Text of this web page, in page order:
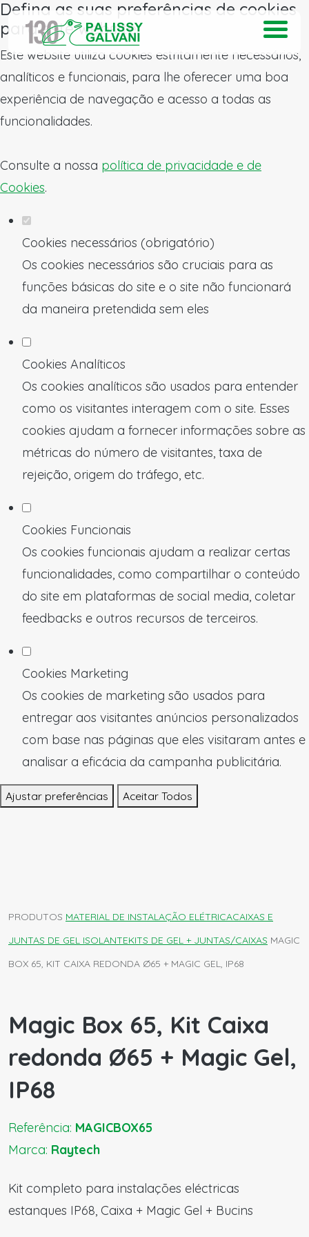
Defina as suas preferências de cookies
para este website.
Este website utiliza cookies estritamente necessários,
analíticos e funcionais, para lhe oferecer uma boa
experiência de navegação e acesso a todas as
funcionalidades.
Consulte a nossa política de privacidade e de
Cookies.
Cookies necessários (obrigatório)
Os cookies necessários são cruciais para as
funções básicas do site e o site não funcionará
da maneira pretendida sem eles
Cookies Analíticos
Os cookies analíticos são usados para entender
como os visitantes interagem com o site. Esses
cookies ajudam a fornecer informações sobre as
métricas do número de visitantes, taxa de
rejeição, origem do tráfego, etc.
Cookies Funcionais
Os cookies funcionais ajudam a realizar certas
funcionalidades, como compartilhar o conteúdo
do site em plataformas de social media, coletar
feedbacks e outros recursos de terceiros.
Cookies Marketing
Os cookies de marketing são usados para
entregar aos visitantes anúncios personalizados
com base nas páginas que eles visitaram antes e
analisar a eficácia da campanha publicitária.
Ajustar preferências Aceitar Todos
PRODUTOS MATERIAL DE INSTALAÇÃO ELÉTRICACAIXAS E
JUNTAS DE GEL ISOLANTEKITS DE GEL + JUNTAS/CAIXAS MAGIC
BOX 65, KIT CAIXA REDONDA Ø65 + MAGIC GEL, IP68
Magic Box 65, Kit Caixa
redonda Ø65 + Magic Gel,
IP68
Referência: MAGICBOX65
Marca: Raytech
Kit completo para instalações eléctricas
estanques IP68, Caixa + Magic Gel + Bucins